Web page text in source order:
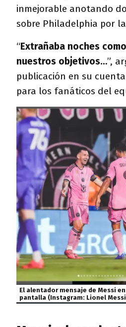
inmejorable anotando
sobre Philadelphia por
“Extrañaba noches
nuestros objetivos…”,
publicación en su
para los fanáticos del
El alentador mensaje de Messi
pantalla (Instagram: Lionel